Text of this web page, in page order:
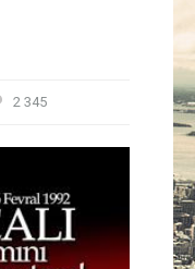
Güney Azərbaycan
Mədəniyyət
Müsahibə
2 345